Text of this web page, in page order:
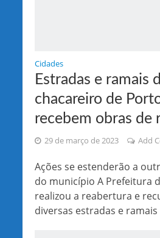
Cidades
Estradas e ramais
chacareiro de
recebem obras de
29 de março de 2023 Add
Ações se estenderão a
do município A Prefeitura
realizou a reabertura e
diversas estradas e